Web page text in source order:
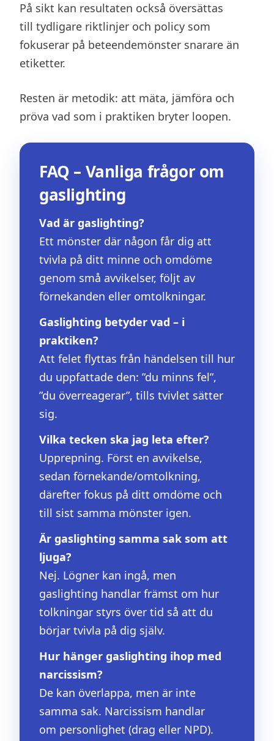
På sikt kan resultaten också översättas
till tydligare riktlinjer och policy som
fokuserar på beteendemönster snarare än
etiketter.
Resten är metodik: att mäta, jämföra och
pröva vad som i praktiken bryter loopen.
FAQ – Vanliga frågor om
gaslighting
Vad är gaslighting?
Ett mönster där någon får dig att
tvivla på ditt minne och omdöme
genom små avvikelser, följt av
förnekanden eller omtolkningar.
Gaslighting betyder vad – i
praktiken?
Att felet flyttas från händelsen till hur
du uppfattade den: ”du minns fel”,
”du överreagerar”, tills tvivlet sätter
sig.
Vilka tecken ska jag leta efter?
Upprepning. Först en avvikelse,
sedan förnekande/omtolkning,
därefter fokus på ditt omdöme och
till sist samma mönster igen.
Är gaslighting samma sak som att
ljuga?
Nej. Lögner kan ingå, men
gaslighting handlar främst om hur
tolkningar styrs över tid så att du
börjar tvivla på dig själv.
Hur hänger gaslighting ihop med
narcissism?
De kan överlappa, men är inte
samma sak. Narcissism handlar
om personlighet (drag eller NPD).